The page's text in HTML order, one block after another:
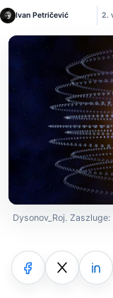
Ivan Petričević 2.
Dysonov_Roj.